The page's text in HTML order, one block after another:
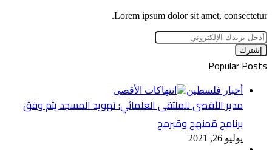
Lorem ipsum dolor sit amet, consectetur.
أدخل
بريدك
الإلكتروني
Popular Posts
أخبار فلسطين
مدير الأقصى للملتقى العلمائي: تهويد المسجد يتم وفق
برنامج مُمنهج ومُبرمج
يوليو 26, 2021